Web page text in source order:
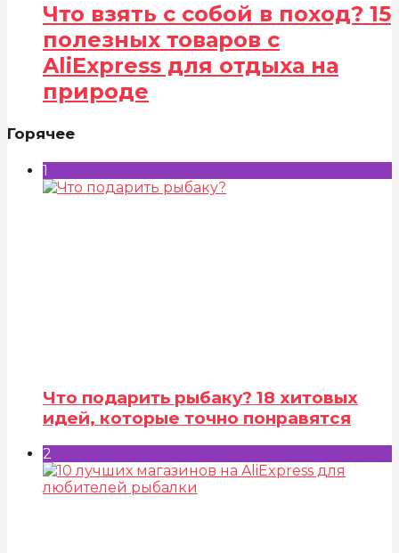
Что взять с собой в поход? 15
полезных товаров c
AliExpress для отдыха на
природе
Горячее
1
Что подарить рыбаку? 18 хитовых
идей, которые точно понравятся
2